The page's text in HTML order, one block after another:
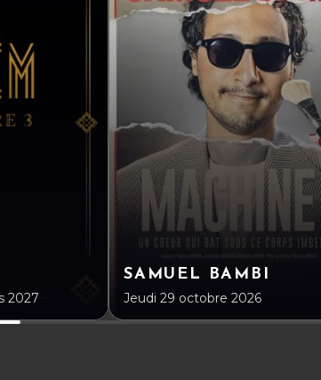
2027
SAMUEL BAMBI
Jeudi 29 octobre 2026